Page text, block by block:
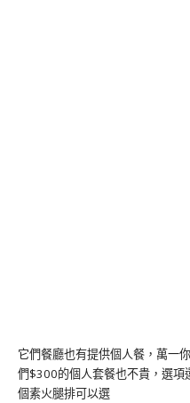
它們餐廳也有提供個人餐，萬一
們$300的個人套餐也不貴，選項
個素火腿排可以選